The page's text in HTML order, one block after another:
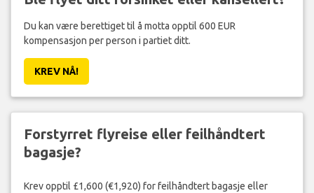
Du kan være berettiget til å motta opptil 600 EUR
kompensasjon per person i partiet ditt.
KREV NÅ!
Forstyrret flyreise eller feilhåndtert
bagasje?
Krev opptil £1,600 (€1,920) for feilhåndtert bagasje eller